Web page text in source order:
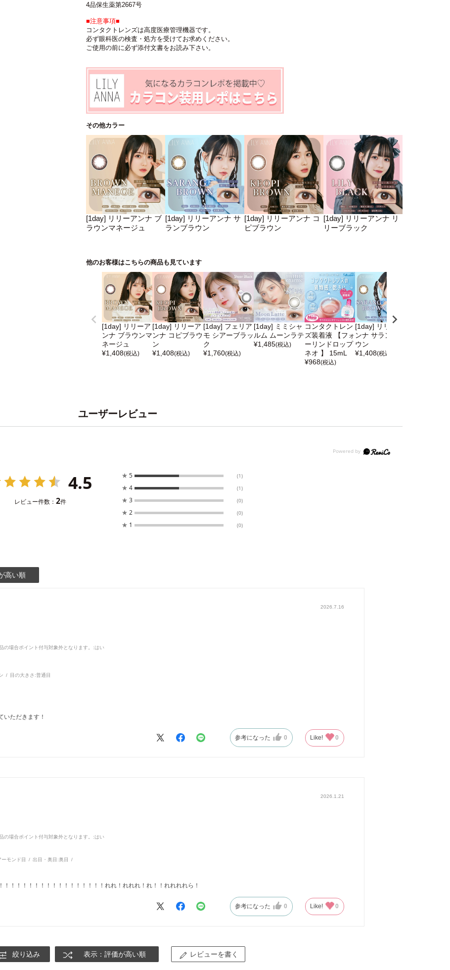
4品保生薬第2667号
■注意事項■
コンタクトレンズは高度医療管理機器です。
必ず眼科医の検査・処方を受けてお求めください。
ご使用の前に必ず添付文書をお読み下さい。
その他カラー
[1day] リリーアンナ ブ
ラウンマネージュ
[1day] リリーアンナ サ
ランブラウン
[1day] リリーアンナ コ
ピブラウン
[1day] リリーアンナ リ
リーブラック
他のお客様はこちらの商品も見ています
[1day] リリーア
ンナ ブラウンマ
ネージュ
¥1,408(税込)
[1day] リリーア
ンナ コピブラウ
ン
¥1,408(税込)
[1day] フェリア
モ シアーブラッ
ク
¥1,760(税込)
[1day] ミミシャ
ルム ムーンラテ
¥1,485(税込)
コンタクトレン
ズ装着液 【フォ
ーリンドロップ
ネオ 】 15mL
¥968(税込)
[1day] リリーア
ンナ サランブラ
ウン
¥1,408(税込)
ユーザーレビュー
4.5
レビュー件数： 2件
★ 5 (1)
★ 4 (1)
★ 3 (0)
★ 2 (0)
★ 1 (0)
高い順
2026.7.16
場合ポイント付与対象外となります。 :はい
目の大きさ:普通目
いただきます！
参考になった 0 Like! 0
2026.1.21
場合ポイント付与対象外となります。 :はい
ーモンド目 出目・奥目:奥目
！！！！！！！！！！！！！！！！れれ！れれれ！れ！！れれれれら！
参考になった 0 Like! 0
絞り込み 表示：評価が高い順 レビューを書く